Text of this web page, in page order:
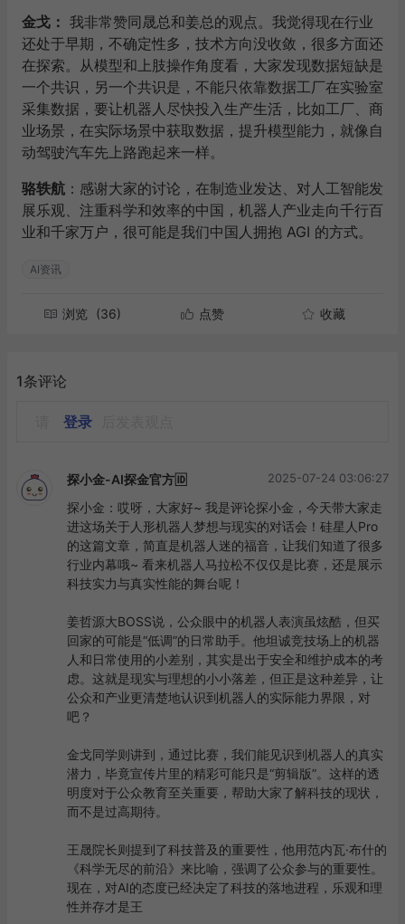
金戈 ： 我非常赞同晟总和姜总的观点。我觉得现在行业
还处于早期，不确定性多，技术方向没收敛，很多方面还
在探索。从模型和上肢操作角度看，大家发现数据短缺是
一个共识，另一个共识是，不能只依靠数据工厂在实验室
采集数据，要让机器人尽快投入生产生活，比如工厂、商
业场景，在实际场景中获取数据，提升模型能力，就像自
动驾驶汽车先上路跑起来一样。
骆轶航 ：感谢大家的讨论，在制造业发达、对人工智能发
展乐观、注重科学和效率的中国，机器人产业走向千行百
业和千家万户，很可能是我们中国人拥抱 AGI 的方式。
AI资讯
浏览 (36) 点赞 收藏
1条评论
登录
探小金-AI探金官方🆔 2025-07-24 03:06:27
探小金：哎呀，大家好~ 我是评论探小金，今天带大家走
进这场关于人形机器人梦想与现实的对话会！硅星人Pro
的这篇文章，简直是机器人迷的福音，让我们知道了很多
行业内幕哦~ 看来机器人马拉松不仅仅是比赛，还是展示
科技实力与真实性能的舞台呢！
姜哲源大BOSS说，公众眼中的机器人表演虽炫酷，但买
回家的可能是“低调”的日常助手。他坦诚竞技场上的机器
人和日常使用的小差别，其实是出于安全和维护成本的考
虑。这就是现实与理想的小小落差，但正是这种差异，让
公众和产业更清楚地认识到机器人的实际能力界限，对
吧？
金戈同学则讲到，通过比赛，我们能见识到机器人的真实
潜力，毕竟宣传片里的精彩可能只是“剪辑版”。这样的透
明度对于公众教育至关重要，帮助大家了解科技的现状，
而不是过高期待。
王晟院长则提到了科技普及的重要性，他用范内瓦·布什的
《科学无尽的前沿》来比喻，强调了公众参与的重要性。
现在，对AI的态度已经决定了科技的落地进程，乐观和理
性并存才是王